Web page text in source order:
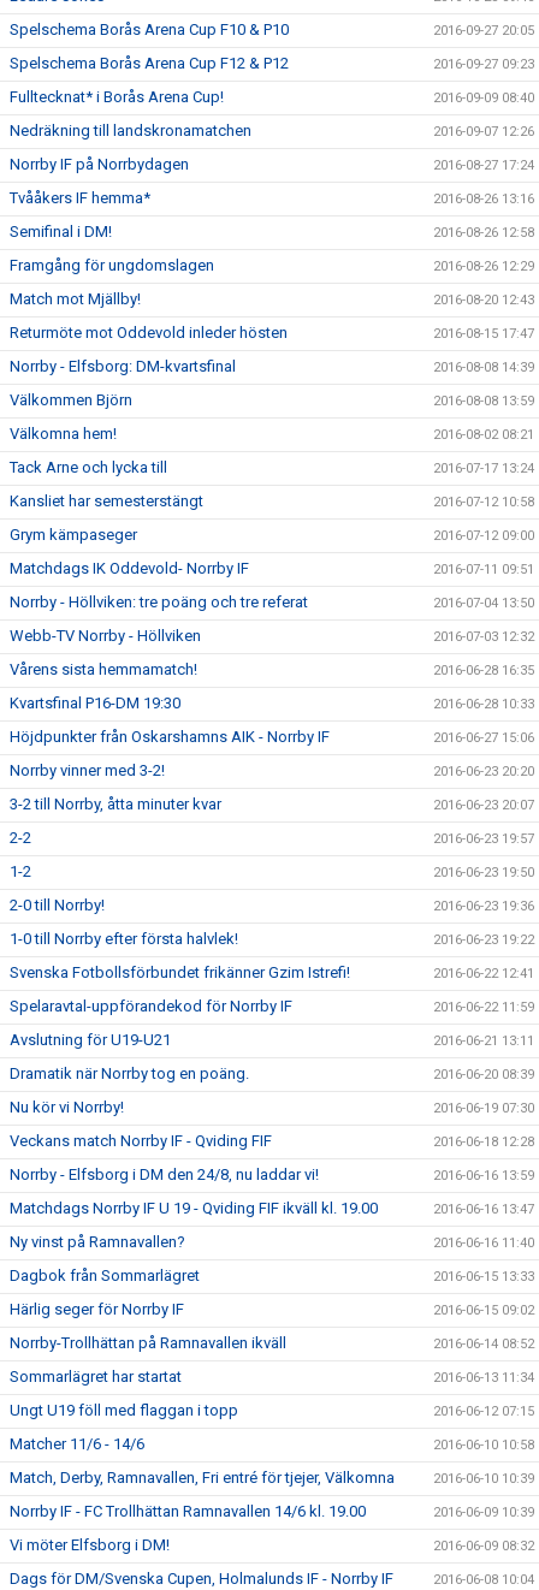
Spelschema Borås Arena Cup F10 & P10 2016-09-27 20:05
Spelschema Borås Arena Cup F12 & P12 2016-09-27 09:23
Fulltecknat* i Borås Arena Cup! 2016-09-09 08:40
Nedräkning till landskronamatchen 2016-09-07 12:26
Norrby IF på Norrbydagen 2016-08-27 17:24
Tvååkers IF hemma* 2016-08-26 13:16
Semifinal i DM! 2016-08-26 12:58
Framgång för ungdomslagen 2016-08-26 12:29
Match mot Mjällby! 2016-08-20 12:43
Returmöte mot Oddevold inleder hösten 2016-08-15 17:47
Norrby - Elfsborg: DM-kvartsfinal 2016-08-08 14:39
Välkommen Björn 2016-08-08 13:59
Välkomna hem! 2016-08-02 08:21
Tack Arne och lycka till 2016-07-17 13:24
Kansliet har semesterstängt 2016-07-12 10:58
Grym kämpaseger 2016-07-12 09:00
Matchdags IK Oddevold- Norrby IF 2016-07-11 09:51
Norrby - Höllviken: tre poäng och tre referat 2016-07-04 13:50
Webb-TV Norrby - Höllviken 2016-07-03 12:32
Vårens sista hemmamatch! 2016-06-28 16:35
Kvartsfinal P16-DM 19:30 2016-06-28 10:33
Höjdpunkter från Oskarshamns AIK - Norrby IF 2016-06-27 15:06
Norrby vinner med 3-2! 2016-06-23 20:20
3-2 till Norrby, åtta minuter kvar 2016-06-23 20:07
2-2 2016-06-23 19:57
1-2 2016-06-23 19:50
2-0 till Norrby! 2016-06-23 19:36
1-0 till Norrby efter första halvlek! 2016-06-23 19:22
Svenska Fotbollsförbundet frikänner Gzim Istrefi! 2016-06-22 12:41
Spelaravtal-uppförandekod för Norrby IF 2016-06-22 11:59
Avslutning för U19-U21 2016-06-21 13:11
Dramatik när Norrby tog en poäng. 2016-06-20 08:39
Nu kör vi Norrby! 2016-06-19 07:30
Veckans match Norrby IF - Qviding FIF 2016-06-18 12:28
Norrby - Elfsborg i DM den 24/8, nu laddar vi! 2016-06-16 13:59
Matchdags Norrby IF U 19 - Qviding FIF ikväll kl. 19.00 2016-06-16 13:47
Ny vinst på Ramnavallen? 2016-06-16 11:40
Dagbok från Sommarlägret 2016-06-15 13:33
Härlig seger för Norrby IF 2016-06-15 09:02
Norrby-Trollhättan på Ramnavallen ikväll 2016-06-14 08:52
Sommarlägret har startat 2016-06-13 11:34
Ungt U19 föll med flaggan i topp 2016-06-12 07:15
Matcher 11/6 - 14/6 2016-06-10 10:58
Match, Derby, Ramnavallen, Fri entré för tjejer, Välkomna 2016-06-10 10:39
Norrby IF - FC Trollhättan Ramnavallen 14/6 kl. 19.00 2016-06-09 10:39
Vi möter Elfsborg i DM! 2016-06-09 08:32
Dags för DM/Svenska Cupen, Holmalunds IF - Norrby IF 2016-06-08 10:04